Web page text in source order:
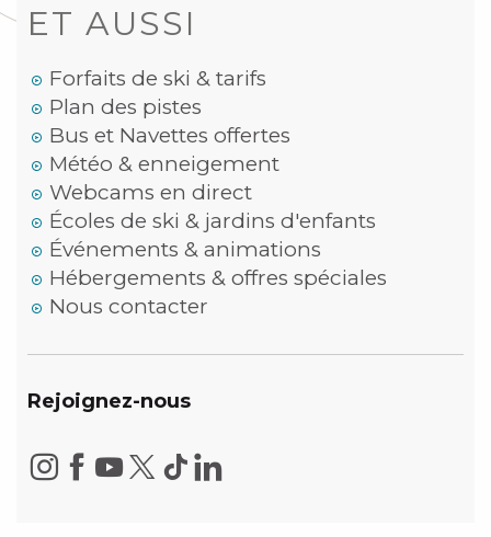
ET AUSSI
Forfaits de ski & tarifs
Plan des pistes
Bus et Navettes offertes
Météo & enneigement
Webcams en direct
Écoles de ski & jardins d'enfants
Événements & animations
Hébergements & offres spéciales
Nous contacter
Rejoignez-nous